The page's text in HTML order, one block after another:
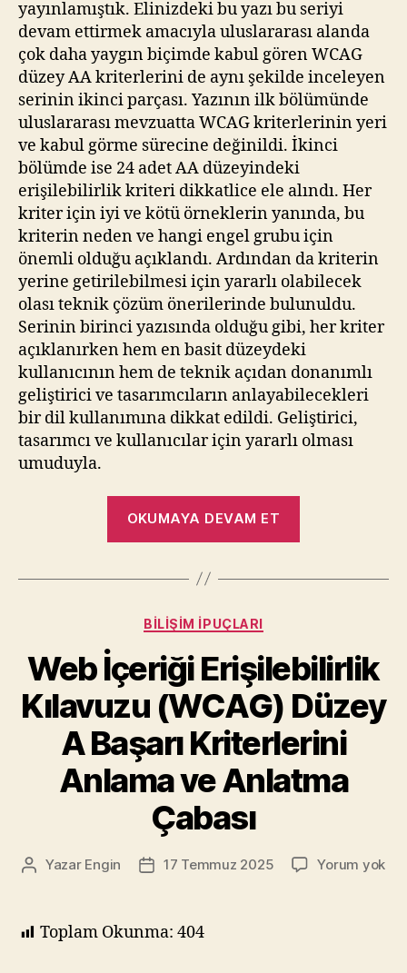
yayınlamıştık. Elinizdeki bu yazı bu seriyi
devam ettirmek amacıyla uluslararası alanda
çok daha yaygın biçimde kabul gören WCAG
düzey AA kriterlerini de aynı şekilde inceleyen
serinin ikinci parçası. Yazının ilk bölümünde
uluslararası mevzuatta WCAG kriterlerinin yeri
ve kabul görme sürecine değinildi. İkinci
bölümde ise 24 adet AA düzeyindeki
erişilebilirlik kriteri dikkatlice ele alındı. Her
kriter için iyi ve kötü örneklerin yanında, bu
kriterin neden ve hangi engel grubu için
önemli olduğu açıklandı. Ardından da kriterin
yerine getirilebilmesi için yararlı olabilecek
olası teknik çözüm önerilerinde bulunuldu.
Serinin birinci yazısında olduğu gibi, her kriter
açıklanırken hem en basit düzeydeki
kullanıcının hem de teknik açıdan donanımlı
geliştirici ve tasarımcıların anlayabilecekleri
bir dil kullanımına dikkat edildi. Geliştirici,
tasarımcı ve kullanıcılar için yararlı olması
umuduyla.
OKUMAYA DEVAM ET
AA
Kategoriler
BILIŞIM İPUÇLARI
Web İçeriği Erişilebilirlik
Kılavuzu (WCAG) Düzey
A Başarı Kriterlerini
Anlama ve Anlatma
Çabası
Yazının
Yazar Engin
Yazı17 Temmuz 2025 Yorum yok
Toplam Okunma: 404